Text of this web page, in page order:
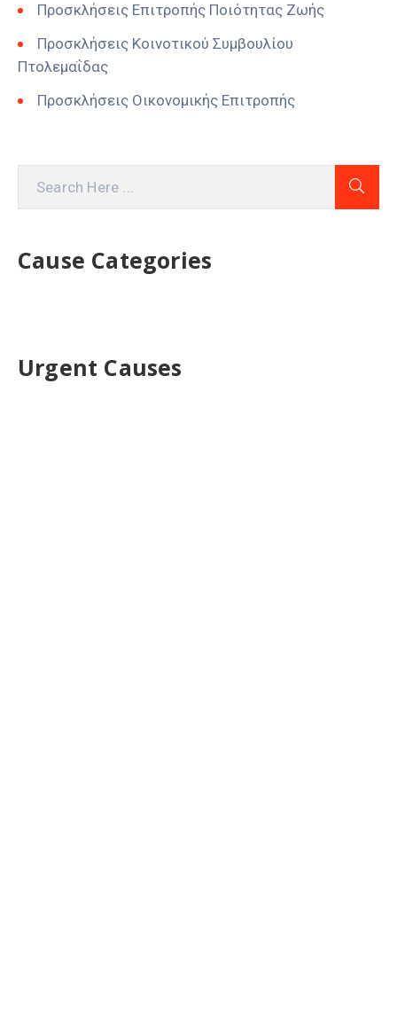
Προσκλήσεις Επιτροπής Ποιότητας Ζωής
Προσκλήσεις Κοινοτικού Συμβουλίου
Πτολεμαΐδας
Προσκλήσεις Οικονομικής Επιτροπής
Cause Categories
Urgent Causes